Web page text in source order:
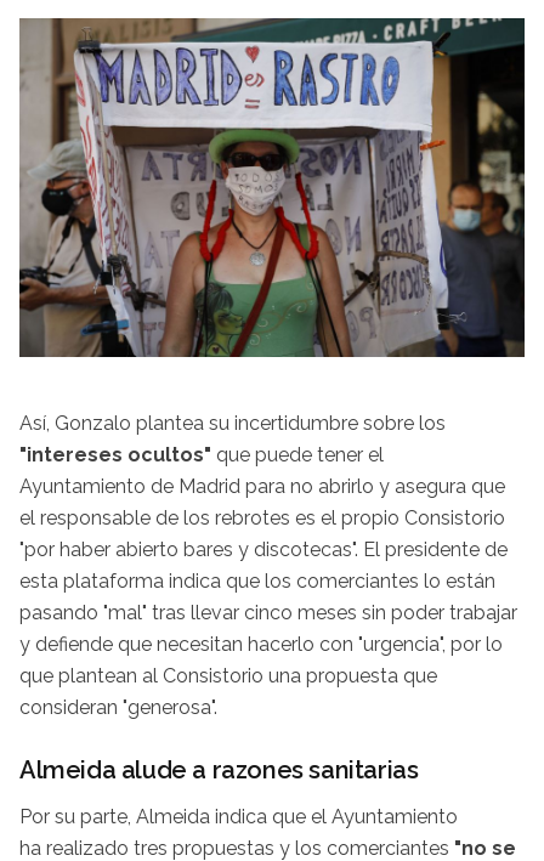
Así, Gonzalo plantea su incertidumbre sobre los
"intereses ocultos" que puede tener el
Ayuntamiento de Madrid para no abrirlo y asegura que
el responsable de los rebrotes es el propio Consistorio
"por haber abierto bares y discotecas". El presidente de
esta plataforma indica que los comerciantes lo están
pasando "mal" tras llevar cinco meses sin poder trabajar
y defiende que necesitan hacerlo con "urgencia", por lo
que plantean al Consistorio una propuesta que
consideran "generosa".
Almeida alude a razones sanitarias
Por su parte, Almeida indica que el Ayuntamiento
ha realizado tres propuestas y los comerciantes "no se